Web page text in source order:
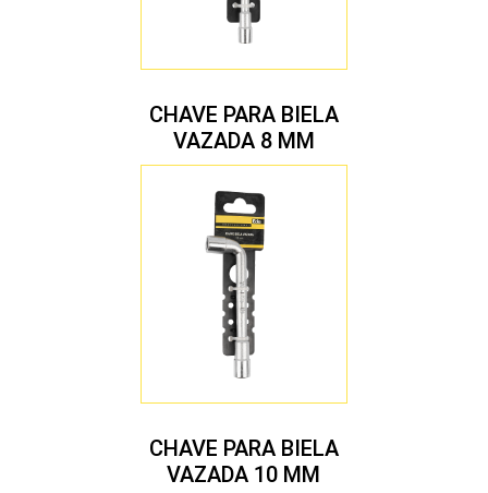
CHAVE PARA BIELA
VAZADA 8 MM
CHAVE PARA BIELA
VAZADA 10 MM